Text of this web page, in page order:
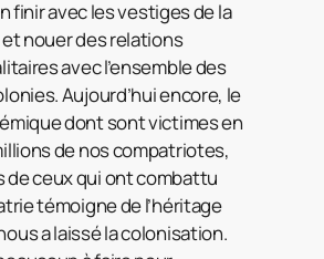
finir avec les vestiges de la
nouer des relations
avec l’ensemble des
Aujourd’hui encore, le
dont sont victimes en
de nos compatriotes,
ceux qui ont combattu
témoigne de l’héritage
a laissé la colonisation.